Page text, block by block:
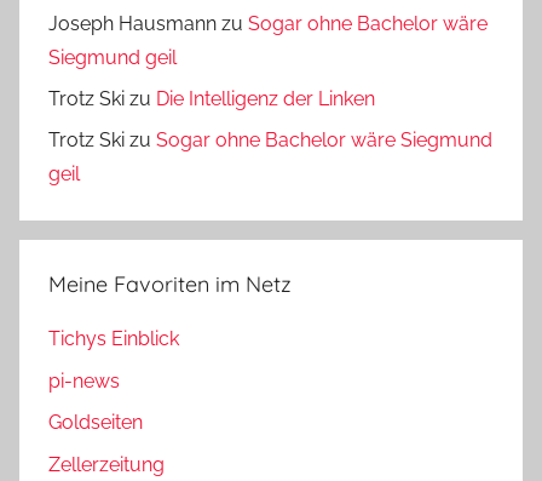
Joseph Hausmann zu Sogar ohne Bachelor wäre
Siegmund geil
Trotz Ski zu Die Intelligenz der Linken
Trotz Ski zu Sogar ohne Bachelor wäre Siegmund
geil
Meine Favoriten im Netz
Tichys Einblick
pi-news
Goldseiten
Zellerzeitung